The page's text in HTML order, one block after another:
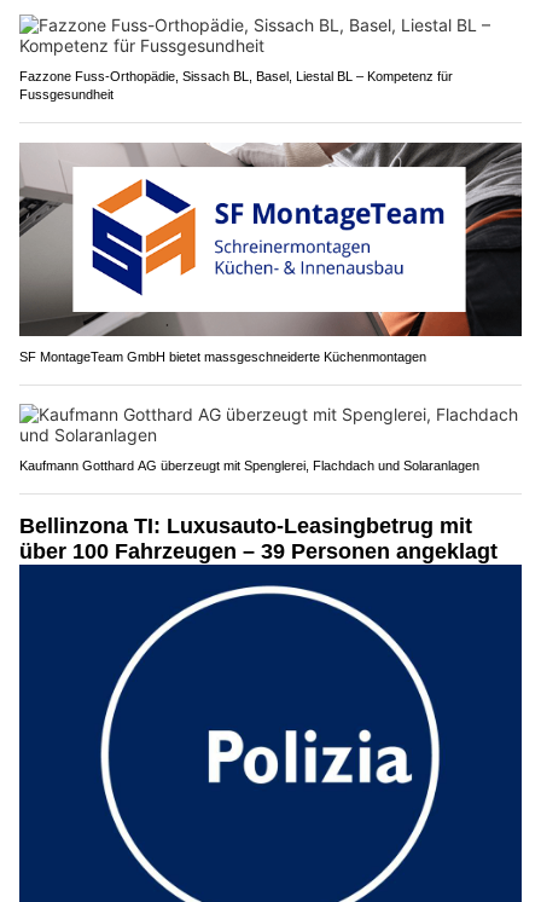
Fazzone Fuss-Orthopädie, Sissach BL, Basel, Liestal BL – Kompetenz für
Fussgesundheit
SF MontageTeam GmbH bietet massgeschneiderte Küchenmontagen
Kaufmann Gotthard AG überzeugt mit Spenglerei, Flachdach und Solaranlagen
Bellinzona TI: Luxusauto-Leasingbetrug mit
über 100 Fahrzeugen – 39 Personen angeklagt